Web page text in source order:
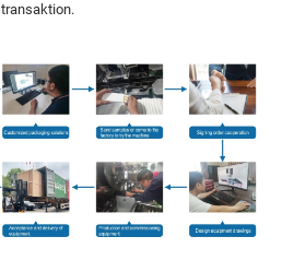
transaktion.